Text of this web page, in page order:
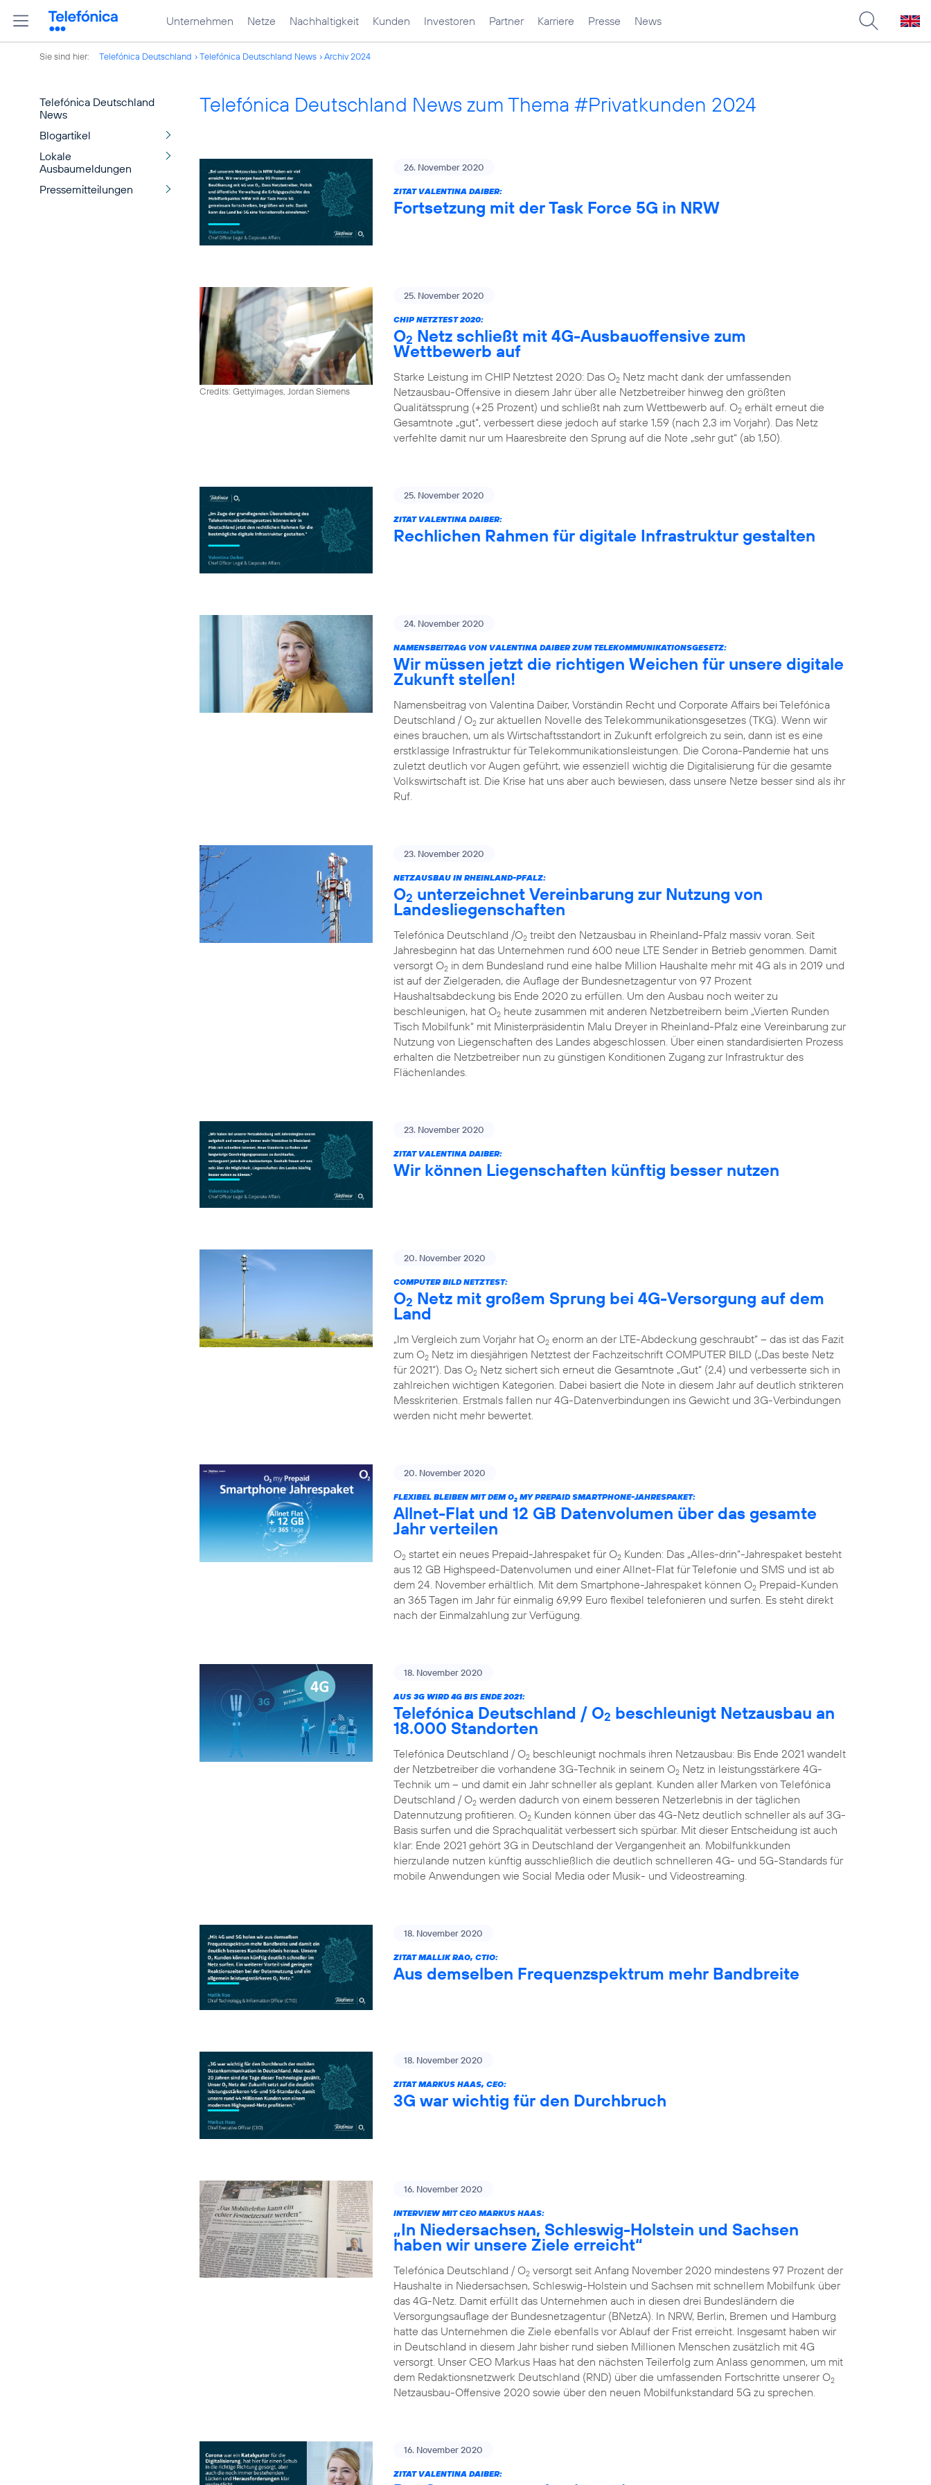
Unternehmen Netze Nachhaltigkeit Kunden Investoren Partner Karriere Presse News
Sie sind hier: Telefónica Deutschland Telefónica Deutschland News Archiv 2024
Telefónica Deutschland
News
Blogartikel
Lokale
Ausbaumeldungen
Pressemitteilungen
Telefónica Deutschland News zum Thema #Privatkunden 2024
26. November 2020
ZITAT VALENTINA DAIBER:
Fortsetzung mit der Task Force 5G in NRW
Credits: Gettyimages, Jordan Siemens
25. November 2020
CHIP NETZTEST 2020:
O2 Netz schließt mit 4G-Ausbauoffensive zum
Wettbewerb auf
Starke Leistung im CHIP Netztest 2020: Das O2 Netz macht dank der umfassenden
Netzausbau-Offensive in diesem Jahr über alle Netzbetreiber hinweg den größten
Qualitätssprung (+25 Prozent) und schließt nah zum Wettbewerb auf. O2 erhält erneut die
Gesamtnote „gut“, verbessert diese jedoch auf starke 1,59 (nach 2,3 im Vorjahr). Das Netz
verfehlte damit nur um Haaresbreite den Sprung auf die Note „sehr gut“ (ab 1,50).
25. November 2020
ZITAT VALENTINA DAIBER:
Rechlichen Rahmen für digitale Infrastruktur gestalten
24. November 2020
NAMENSBEITRAG VON VALENTINA DAIBER ZUM TELEKOMMUNIKATIONSGESETZ:
Wir müssen jetzt die richtigen Weichen für unsere digitale
Zukunft stellen!
Namensbeitrag von Valentina Daiber, Vorständin Recht und Corporate Affairs bei Telefónica
Deutschland / O2 zur aktuellen Novelle des Telekommunikationsgesetzes (TKG). Wenn wir
eines brauchen, um als Wirtschaftsstandort in Zukunft erfolgreich zu sein, dann ist es eine
erstklassige Infrastruktur für Telekommunikationsleistungen. Die Corona-Pandemie hat uns
zuletzt deutlich vor Augen geführt, wie essenziell wichtig die Digitalisierung für die gesamte
Volkswirtschaft ist. Die Krise hat uns aber auch bewiesen, dass unsere Netze besser sind als ihr
Ruf.
23. November 2020
NETZAUSBAU IN RHEINLAND-PFALZ:
O2 unterzeichnet Vereinbarung zur Nutzung von
Landesliegenschaften
Telefónica Deutschland /O2 treibt den Netzausbau in Rheinland-Pfalz massiv voran. Seit
Jahresbeginn hat das Unternehmen rund 600 neue LTE Sender in Betrieb genommen. Damit
versorgt O2 in dem Bundesland rund eine halbe Million Haushalte mehr mit 4G als in 2019 und
ist auf der Zielgeraden, die Auflage der Bundesnetzagentur von 97 Prozent
Haushaltsabdeckung bis Ende 2020 zu erfüllen. Um den Ausbau noch weiter zu
beschleunigen, hat O2 heute zusammen mit anderen Netzbetreibern beim „Vierten Runden
Tisch Mobilfunk“ mit Ministerpräsidentin Malu Dreyer in Rheinland-Pfalz eine Vereinbarung zur
Nutzung von Liegenschaften des Landes abgeschlossen. Über einen standardisierten Prozess
erhalten die Netzbetreiber nun zu günstigen Konditionen Zugang zur Infrastruktur des
Flächenlandes.
23. November 2020
ZITAT VALENTINA DAIBER:
Wir können Liegenschaften künftig besser nutzen
20. November 2020
COMPUTER BILD NETZTEST:
O2 Netz mit großem Sprung bei 4G-Versorgung auf dem
Land
„Im Vergleich zum Vorjahr hat O2 enorm an der LTE-Abdeckung geschraubt“ – das ist das Fazit
zum O2 Netz im diesjährigen Netztest der Fachzeitschrift COMPUTER BILD („Das beste Netz
für 2021“). Das O2 Netz sichert sich erneut die Gesamtnote „Gut“ (2,4) und verbesserte sich in
zahlreichen wichtigen Kategorien. Dabei basiert die Note in diesem Jahr auf deutlich strikteren
Messkriterien. Erstmals fallen nur 4G-Datenverbindungen ins Gewicht und 3G-Verbindungen
werden nicht mehr bewertet.
20. November 2020
FLEXIBEL BLEIBEN MIT DEM O2 MY PREPAID SMARTPHONE-JAHRESPAKET:
Allnet-Flat und 12 GB Datenvolumen über das gesamte
Jahr verteilen
O2 startet ein neues Prepaid-Jahrespaket für O2 Kunden: Das „Alles-drin“-Jahrespaket besteht
aus 12 GB Highspeed-Datenvolumen und einer Allnet-Flat für Telefonie und SMS und ist ab
dem 24. November erhältlich. Mit dem Smartphone-Jahrespaket können O2 Prepaid-Kunden
an 365 Tagen im Jahr für einmalig 69,99 Euro flexibel telefonieren und surfen. Es steht direkt
nach der Einmalzahlung zur Verfügung.
18. November 2020
AUS 3G WIRD 4G BIS ENDE 2021:
Telefónica Deutschland / O2 beschleunigt Netzausbau an
18.000 Standorten
Telefónica Deutschland / O2 beschleunigt nochmals ihren Netzausbau: Bis Ende 2021 wandelt
der Netzbetreiber die vorhandene 3G-Technik in seinem O2 Netz in leistungsstärkere 4G-
Technik um – und damit ein Jahr schneller als geplant. Kunden aller Marken von Telefónica
Deutschland / O2 werden dadurch von einem besseren Netzerlebnis in der täglichen
Datennutzung profitieren. O2 Kunden können über das 4G-Netz deutlich schneller als auf 3G-
Basis surfen und die Sprachqualität verbessert sich spürbar. Mit dieser Entscheidung ist auch
klar: Ende 2021 gehört 3G in Deutschland der Vergangenheit an. Mobilfunkkunden
hierzulande nutzen künftig ausschließlich die deutlich schnelleren 4G- und 5G-Standards für
mobile Anwendungen wie Social Media oder Musik- und Videostreaming.
18. November 2020
ZITAT MALLIK RAO, CTIO:
Aus demselben Frequenzspektrum mehr Bandbreite
18. November 2020
ZITAT MARKUS HAAS, CEO:
3G war wichtig für den Durchbruch
16. November 2020
INTERVIEW MIT CEO MARKUS HAAS:
„In Niedersachsen, Schleswig-Holstein und Sachsen
haben wir unsere Ziele erreicht“
Telefónica Deutschland / O2 versorgt seit Anfang November 2020 mindestens 97 Prozent der
Haushalte in Niedersachsen, Schleswig-Holstein und Sachsen mit schnellem Mobilfunk über
das 4G-Netz. Damit erfüllt das Unternehmen auch in diesen drei Bundesländern die
Versorgungsauflage der Bundesnetzagentur (BNetzA). In NRW, Berlin, Bremen und Hamburg
hatte das Unternehmen die Ziele ebenfalls vor Ablauf der Frist erreicht. Insgesamt haben wir
in Deutschland in diesem Jahr bisher rund sieben Millionen Menschen zusätzlich mit 4G
versorgt. Unser CEO Markus Haas hat den nächsten Teilerfolg zum Anlass genommen, um mit
dem Redaktionsnetzwerk Deutschland (RND) über die umfassenden Fortschritte unserer O2
Netzausbau-Offensive 2020 sowie über den neuen Mobilfunkstandard 5G zu sprechen.
16. November 2020
ZITAT VALENTINA DAIBER: